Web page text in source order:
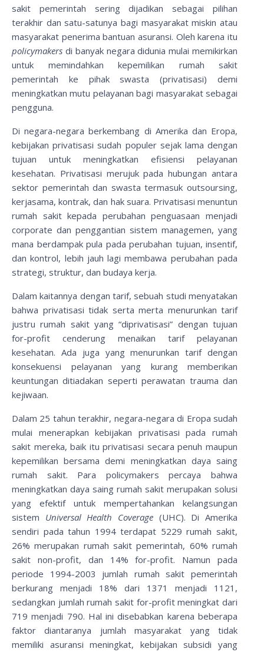
sakit pemerintah sering dijadikan sebagai pilihan
terakhir dan satu-satunya bagi masyarakat miskin atau
masyarakat penerima bantuan asuransi. Oleh karena itu
policymakers di banyak negara didunia mulai memikirkan
untuk memindahkan kepemilikan rumah sakit
pemerintah ke pihak swasta (privatisasi) demi
meningkatkan mutu pelayanan bagi masyarakat sebagai
pengguna.
Di negara-negara berkembang di Amerika dan Eropa,
kebijakan privatisasi sudah populer sejak lama dengan
tujuan untuk meningkatkan efisiensi pelayanan
kesehatan. Privatisasi merujuk pada hubungan antara
sektor pemerintah dan swasta termasuk outsoursing,
kerjasama, kontrak, dan hak suara. Privatisasi menuntun
rumah sakit kepada perubahan penguasaan menjadi
corporate dan penggantian sistem managemen, yang
mana berdampak pula pada perubahan tujuan, insentif,
dan kontrol, lebih jauh lagi membawa perubahan pada
strategi, struktur, dan budaya kerja.
Dalam kaitannya dengan tarif, sebuah studi menyatakan
bahwa privatisasi tidak serta merta menurunkan tarif
justru rumah sakit yang “diprivatisasi” dengan tujuan
for-profit cenderung menaikan tarif pelayanan
kesehatan. Ada juga yang menurunkan tarif dengan
konsekuensi pelayanan yang kurang memberikan
keuntungan ditiadakan seperti perawatan trauma dan
kejiwaan.
Dalam 25 tahun terakhir, negara-negara di Eropa sudah
mulai menerapkan kebijakan privatisasi pada rumah
sakit mereka, baik itu privatisasi secara penuh maupun
kepemilikan bersama demi meningkatkan daya saing
rumah sakit. Para policymakers percaya bahwa
meningkatkan daya saing rumah sakit merupakan solusi
yang efektif untuk mempertahankan kelangsungan
sistem Universal Health Coverage (UHC). Di Amerika
sendiri pada tahun 1994 terdapat 5229 rumah sakit,
26% merupakan rumah sakit pemerintah, 60% rumah
sakit non-profit, dan 14% for-profit. Namun pada
periode 1994-2003 jumlah rumah sakit pemerintah
berkurang menjadi 18% dari 1371 menjadi 1121,
sedangkan jumlah rumah sakit for-profit meningkat dari
719 menjadi 790. Hal ini disebabkan karena beberapa
faktor diantaranya jumlah masyarakat yang tidak
memiliki asuransi meningkat, kebijakan subsidi yang